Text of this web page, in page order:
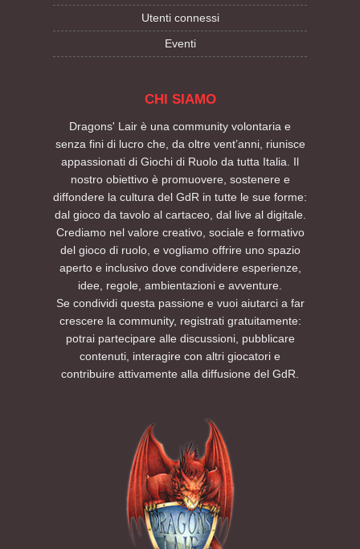
Utenti connessi
Eventi
CHI SIAMO
Dragons' Lair è una community volontaria e
senza fini di lucro che, da oltre vent’anni, riunisce
appassionati di Giochi di Ruolo da tutta Italia. Il
nostro obiettivo è promuovere, sostenere e
diffondere la cultura del GdR in tutte le sue forme:
dal gioco da tavolo al cartaceo, dal live al digitale.
Crediamo nel valore creativo, sociale e formativo
del gioco di ruolo, e vogliamo offrire uno spazio
aperto e inclusivo dove condividere esperienze,
idee, regole, ambientazioni e avventure.
Se condividi questa passione e vuoi aiutarci a far
crescere la community, registrati gratuitamente:
potrai partecipare alle discussioni, pubblicare
contenuti, interagire con altri giocatori e
contribuire attivamente alla diffusione del GdR.